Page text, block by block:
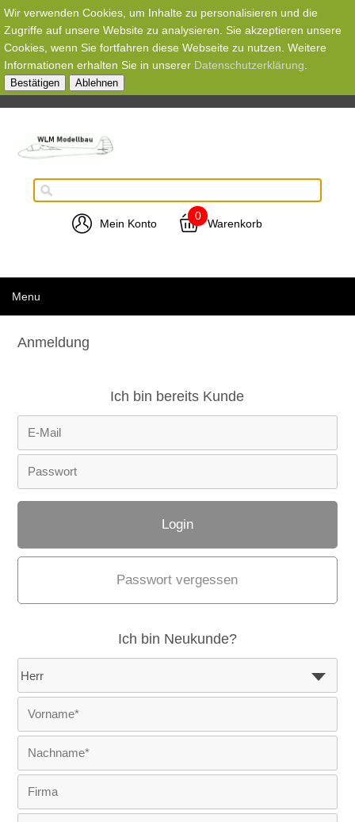
Wir verwenden Cookies, um Inhalte zu personalisieren und die
Zugriffe auf unsere Website zu analysieren. Sie akzeptieren unsere
Cookies, wenn Sie fortfahren diese Webseite zu nutzen. Weitere
Informationen erhalten Sie in unserer Datenschutzerklärung
Bestätigen Ablehnen
Mein Konto
0
Warenkorb
Menu
Anmeldung
Ich bin bereits Kunde
Passwort vergessen
Ich bin Neukunde?